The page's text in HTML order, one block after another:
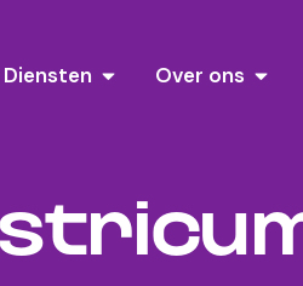
Diensten Over ons